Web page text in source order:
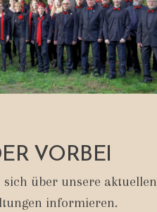
VORBEI
über unsere aktuellen
informieren.